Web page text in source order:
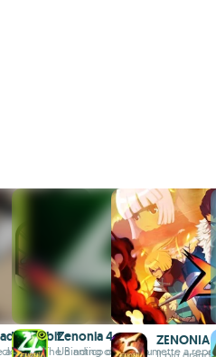
a 16 bit
Rabbit
di The Binding of Issac su
Zenonia 4
Un antico demonio mette a
ZENONIA